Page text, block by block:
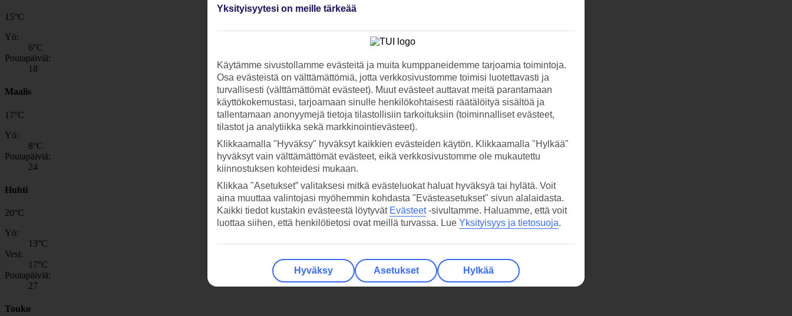
15°C
Yö:
6°C
Poutapäiviä:
18
Maalis
17°C
Yö:
8°C
Poutapäiviä:
24
Huhti
20°C
Yö:
13°C
Vesi:
17°C
Poutapäiviä:
27
Touko
Yksityisyytesi on meille tärkeää
Käytämme sivustollamme evästeitä ja muita kumppaneidemme tarjoamia toimintoja.
Osa evästeistä on välttämättömiä, jotta verkkosivustomme toimisi luotettavasti ja
turvallisesti (välttämättömät evästeet). Muut evästeet auttavat meitä parantamaan
käyttökokemustasi, tarjoamaan sinulle henkilökohtaisesti räätälöityä sisältöä ja
tallentamaan anonyymejä tietoja tilastollisiin tarkoituksiin (toiminnalliset evästeet,
tilastot ja analytiikka sekä markkinointievästeet).
Klikkaamalla "Hyväksy" hyväksyt kaikkien evästeiden käytön. Klikkaamalla "Hylkää"
hyväksyt vain välttämättömät evästeet, eikä verkkosivustomme ole mukautettu
kiinnostuksen kohteidesi mukaan.
Klikkaa "Asetukset” valitaksesi mitkä evästeluokat haluat hyväksyä tai hylätä. Voit
aina muuttaa valintojasi myöhemmin kohdasta "Evästeasetukset" sivun alalaidasta.
Kaikki tiedot kustakin evästeestä löytyvät Evästeet-sivultamme. Haluamme, että voit
luottaa siihen, että henkilötietosi ovat meillä turvassa. Lue Yksityisyys ja tietosuoja.
Hyväksy Asetukset Hylkää